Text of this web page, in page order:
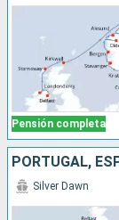
Pensión completa
Silver Dawn